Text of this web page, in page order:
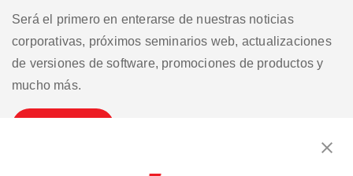
Será el primero en enterarse de nuestras noticias
corporativas, próximos seminarios web, actualizaciones
de versiones de software, promociones de productos y
mucho más.